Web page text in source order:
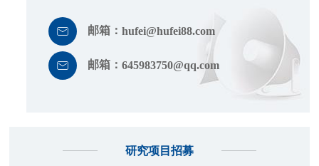
邮箱：hufei@hufei88.com
邮箱：645983750@qq.com
研究项目招募